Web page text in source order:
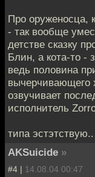
Про оруженосца,
- так вообще
детстве сказку
Блин, а кота-то -
ведь половина
вычерчивающего
озвучивает
исполнитель
типа
AKSuicide »
#4 | 14.08.04 00:47